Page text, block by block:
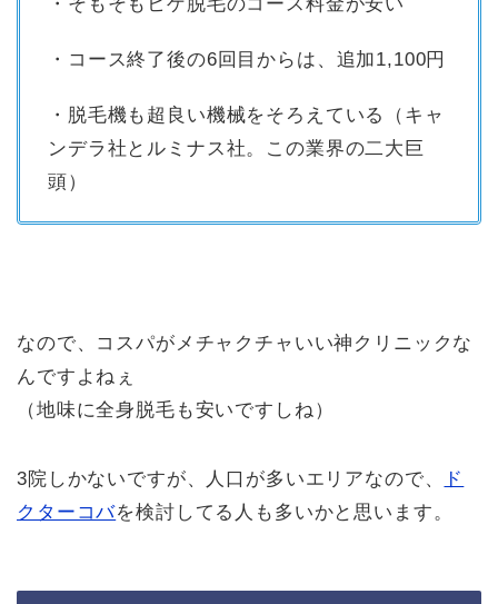
・そもそもヒゲ脱毛のコース料金が安い
・コース終了後の6回目からは、追加1,100円
・脱毛機も超良い機械をそろえている（キャ
ンデラ社とルミナス社。この業界の二大巨
頭）
なので、コスパがメチャクチャいい神クリニックな
んですよねぇ
（地味に全身脱毛も安いですしね）
3院しかないですが、人口が多いエリアなので、
ド
クターコバを検討してる人も多いかと思います。